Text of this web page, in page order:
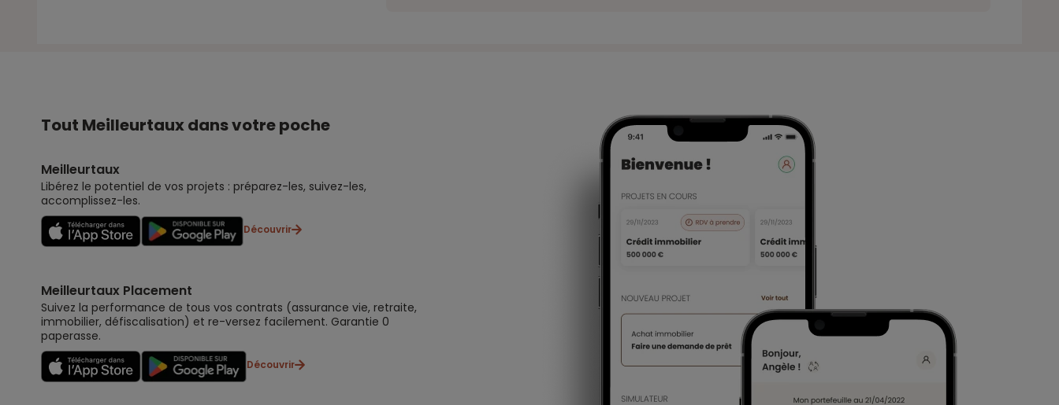
Tout Meilleurtaux dans votre poche
Meilleurtaux
Libérez le potentiel de vos projets : préparez-les, suivez-les,
accomplissez-les.
Découvrir
Meilleurtaux Placement
Suivez la performance de tous vos contrats (assurance vie, retraite,
immobilier, défiscalisation) et re-versez facilement. Garantie 0
paperasse.
Découvrir